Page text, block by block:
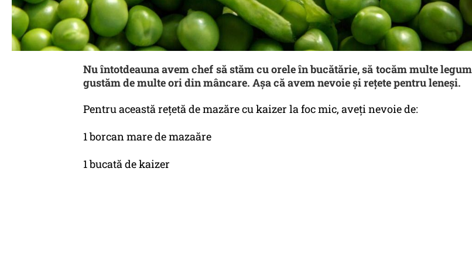
Nu întotdeauna avem chef să stăm cu orele în bucătărie, să tocăm multe
gustăm de multe ori din mâncare. Aşa că avem nevoie şi reţete pentru leneşi.
Pentru această reţetă de mazăre cu kaizer la foc mic, aveţi nevoie de:
1 borcan mare de mazaăre
1 bucată de kaizer